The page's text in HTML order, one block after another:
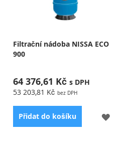
side-ventil, manometr
Filtrační nádoba NISSA ECO
900
64 376,61 Kč
53 203,81 Kč
Přidat do košíku